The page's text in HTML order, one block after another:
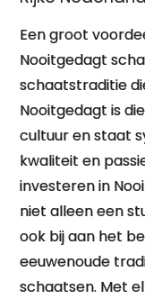
Een groot
Nooitgedagt
schaatstraditie
Nooitgedagt is
cultuur en staat
kwaliteit en
investeren in
niet alleen een
ook bij aan het
eeuwenoude
schaatsen. Met